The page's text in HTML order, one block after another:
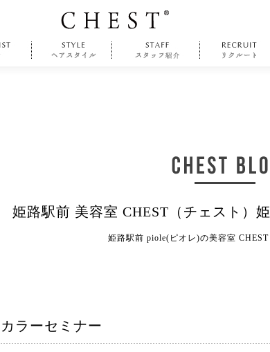
姫路駅前 美容室 CHEST（チェスト）
姫路駅前 piole(ピオレ)の美容室
カラーセミナー